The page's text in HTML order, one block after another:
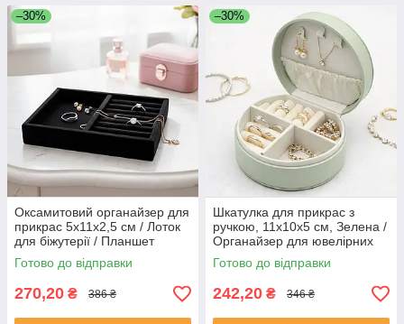
–30%
Оксамитовий органайзер для
прикрас 5x11x2,5 см / Лоток
для біжутерії / Планшет
ювелірний / Підставка з
канавками для каблучок
Готово до відправки
270,20 ₴ 386 ₴
–30%
Шкатулка для прикрас з
ручкою, 11x10x5 см, Зелена /
Органайзер для ювелірних
виробів / Міні органайзер для
біжутерії
Готово до відправки
242,20 ₴ 346 ₴